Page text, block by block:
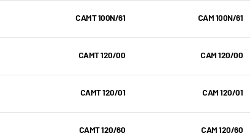
CAM 100N/61
CAMT 100N/61
CAM 120/00
CAMT 120/00
CAM 120/01
CAMT 120/01
CAM 120/60
CAMT 120/60